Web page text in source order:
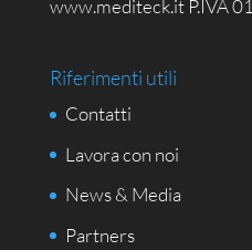
www.mediteck.it P.IVA
Riferimenti utili
Contatti
Lavora con noi
News & Media
Partners